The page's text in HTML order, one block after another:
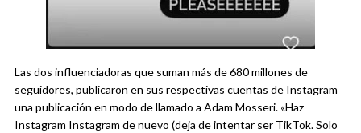
Las dos influenciadoras que suman más de 680 millones de
seguidores, publicaron en sus respectivas cuentas de Instagram
una publicación en modo de llamado a Adam Mosseri. «Haz
Instagram Instagram de nuevo (deja de intentar ser TikTok. Solo